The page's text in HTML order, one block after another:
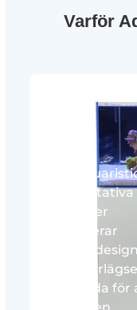
Varför
Blau
högkvalitativa
produkter
kombinerar
elegant design
med
prestanda för
ge dig den